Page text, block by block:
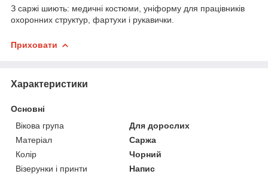
З саржі шиють: медичні костюми, уніформу для працівників
охоронних структур, фартухи і рукавички.
Приховати
Характеристики
Основні
Вікова група
Для дорослих
Матеріал
Саржа
Колір
Чорний
Візерунки і принти
Напис